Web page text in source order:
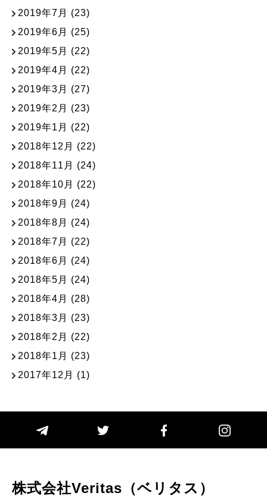
2019年7月 (23)
2019年6月 (25)
2019年5月 (22)
2019年4月 (22)
2019年3月 (27)
2019年2月 (23)
2019年1月 (22)
2018年12月 (22)
2018年11月 (24)
2018年10月 (22)
2018年9月 (24)
2018年8月 (24)
2018年7月 (22)
2018年6月 (24)
2018年5月 (24)
2018年4月 (28)
2018年3月 (23)
2018年2月 (22)
2018年1月 (23)
2017年12月 (1)
株式会社Veritas（ベリタス）